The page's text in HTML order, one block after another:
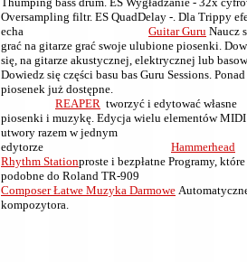
Oversampling filtr. ES QuadDelay -. Dla Trippy
echa
Guitar Guru Naucz
grać na gitarze grać swoje ulubione piosenki.
się, na gitarze akustycznej, elektrycznej lub
Dowiedz się części basu bas Guru Sessions.
piosenek już dostępne.
REAPER tworzyć i edytować własne
piosenki i muzykę. Edycja wielu elementów
utwory razem w jednym
edytorze Hammerhead
Rhythm Stationproste i bezpłatne Programy,
podobne do Roland TR-
Composer Łatwe Muzyka Darmowe
kompozytora.